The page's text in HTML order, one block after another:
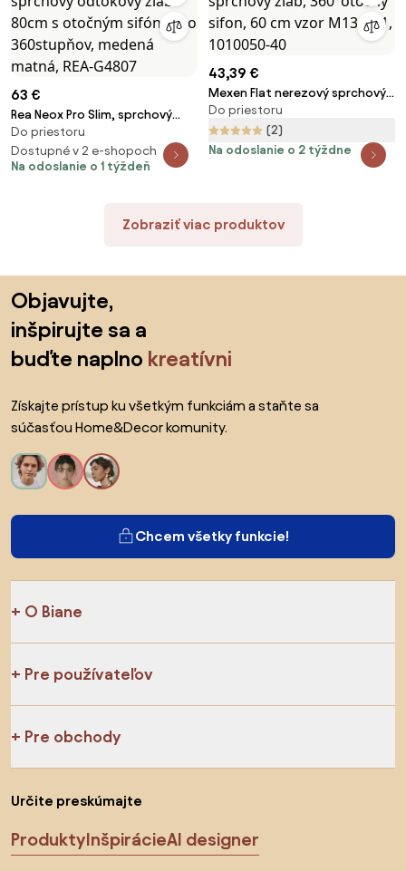
63 €
Rea Neox Pro Slim, sprchový
odtokový žľab 80cm s
otočným sifónom o
360stupňov, medená matná,
Do priestoru
Dostupné v 2 e-shopoch
Na odoslanie o 1 týždeň
43,39 €
Mexen Flat nerezový sprchový
žľab, 360°otočný sifon, 60 cm
vzor M13, 2v1, 1010050-40
Do priestoru
(2)
Na odoslanie o 2 týždne
Zobraziť viac produktov
Objavujte,
inšpirujte sa a
buďte naplno kreatívni
Získajte prístup ku všetkým funkciám a staňte sa
súčasťou Home&Decor komunity.
Chcem všetky funkcie!
O Biane
Pre používateľov
Pre obchody
Určite preskúmajte
ProduktyInšpirácieAI designer